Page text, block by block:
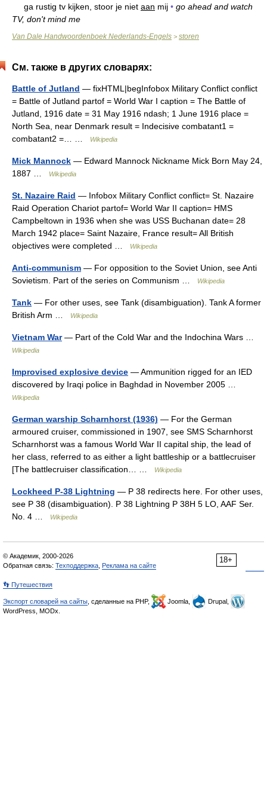
ga rustig tv kijken, stoor je niet aan mij • go ahead and watch
TV, don't mind me
Van Dale Handwoordenboek Nederlands-Engels > storen
См. также в других словарях:
Battle of Jutland — fixHTML|begInfobox Military Conflict conflict
= Battle of Jutland partof = World War I caption = The Battle of
Jutland, 1916 date = 31 May 1916 ndash; 1 June 1916 place =
North Sea, near Denmark result = Indecisive combatant1 =
combatant2 =… …
Wikipedia
Mick Mannock — Edward Mannock Nickname Mick Born May 24,
1887 …
Wikipedia
St. Nazaire Raid — Infobox Military Conflict conflict= St. Nazaire
Raid Operation Chariot partof= World War II caption= HMS
Campbeltown in 1936 when she was USS Buchanan date= 28
March 1942 place= Saint Nazaire, France result= All British
objectives were completed …
Wikipedia
Anti-communism — For opposition to the Soviet Union, see Anti
Sovietism. Part of the series on Communism …
Wikipedia
Tank — For other uses, see Tank (disambiguation). Tank A former
British Arm …
Wikipedia
Vietnam War— Part of the Cold War and the Indochina Wars …
Wikipedia
Improvised explosive device — Ammunition rigged for an IED
discovered by Iraqi police in Baghdad in November 2005 …
Wikipedia
German warship Scharnhorst (1936) — For the German
armoured cruiser, commissioned in 1907, see SMS Scharnhorst
Scharnhorst was a famous World War II capital ship, the lead of
her class, referred to as either a light battleship or a battlecruiser
[The battlecruiser classification… …
Wikipedia
Lockheed P-38 Lightning — P 38 redirects here. For other uses,
see P 38 (disambiguation). P 38 Lightning P 38H 5 LO, AAF Ser.
No. 4 …
Wikipedia
18+
© Академик, 2000-2026
Обратная связь: Техподдержка Реклама на сайте
👣 Путешествия
Экспорт словарей на сайты , сделанные на PHP, Joomla,
Drupal,
WordPress, MODx.